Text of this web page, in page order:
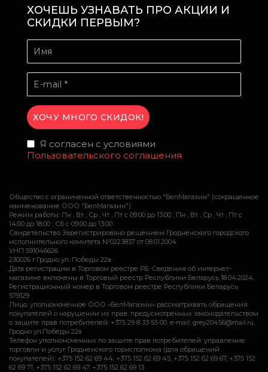
ХОЧЕШЬ УЗНАВАТЬ ПРО АКЦИИ И
СКИДКИ ПЕРВЫМ?
Я согласен с условиями
Пользовательского соглашения
Общество с ограниченной ответственностью "БелМагазин" (сокращенное
наименование ООО "БелМагазин")
Режим работы: Пн , Вт , Ср , Чт , Пт c 09:00 до 13:00 ; Пн , Вт , Ср , Чт , Пт c
14:00 до 18:00 ; Сб c 09:00 до 13:00
Свидетельство Зарегистрировано решением Гродненского городского
исполнительного комитета №0223837 от 08.01.2004
УНП 591046626
230026 г.Гродно ул. Победы 22а
Дата регистрации в Торговом реестре РБ: Сведения об интернет-
магазине включены в Торговый реестр Республики Беларусь 18.04.2024,
Регистрационный номер в Торговом реестре Республики Беларусь
579129
Лицо, уполномоченное ООО «БелМагазин» рассматривать обращения
покупателей о нарушении их прав, предусмотренных законодательством
о защите прав потребителей: +375 29 8 33 55 00, e-mail: grey20456@mail.ru,
Гродно ул.Победы 22а
Телефон уполномоченных по защите прав потребителей: управление
торговли и услуг Гродненского горисполкома (для обращений
покупателей): +375 152 62 69 44, +375 152 62 69 45, +375 152 62 69 67, +375 152
62 69 71, +375 152 62 69 47, +375 152 62 69 13